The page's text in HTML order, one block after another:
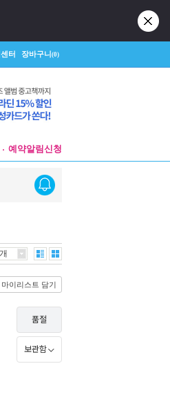
터 장바구니(0)
예약알림신청
마이리스트 담기
품절
보관함